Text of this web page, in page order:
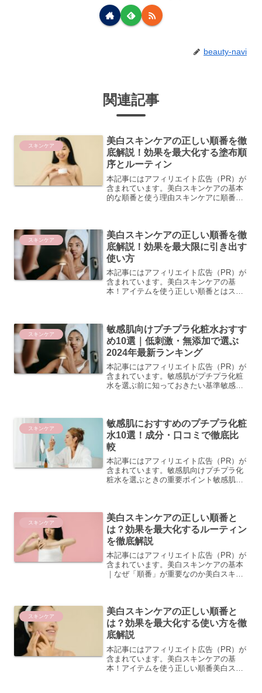
beauty-navi
関連記事
スキンケア
美白スキンケアの正しい順番を徹
底解説！効果を最大化する塗布順
序とルーティン
本記事にはアフィリエイト広告（PR）が
含まれています。美白スキンケアの基本
的な順番と使う理由スキンケアに順番が
です。スキンケアに順...
スキンケア
美白スキンケアの正しい順番を徹
底解説！効果を最大限に引き出す
使い方
本記事にはアフィリエイト広告（PR）が
含まれています。美白スキンケアの基
本！アイテムを使う正しい順番とはスキ
は、もしかするとアイテムを...
スキンケア
敏感肌向けプチプラ化粧水おすす
め10選｜低刺激・無添加で選ぶ
2024年最新ランキング
本記事にはアフィリエイト広告（PR）が
含まれています。敏感肌がプチプラ化粧
水を選ぶ前に知っておきたい基準敏感肌
価格が安くても低刺激で...
スキンケア
敏感肌におすすめのプチプラ化粧
水10選！成分・口コミで徹底比
較
本記事にはアフィリエイト広告（PR）が
含まれています。敏感肌向けプチプラ化
粧水を選ぶときの重要ポイント敏感肌の
のポイントをしっかり押...
スキンケア
美白スキンケアの正しい順番と
は？効果を最大化するルーティン
を徹底解説
本記事にはアフィリエイト広告（PR）が
含まれています。美白スキンケアの基本
｜なぜ「順番」が重要なのか美白スキン
う「順番」は、美白成分...
スキンケア
美白スキンケアの正しい順番と
は？効果を最大化する使い方を徹
底解説
本記事にはアフィリエイト広告（PR）が
含まれています。美白スキンケアの基
本！アイテムを使う正しい順番美白スキ